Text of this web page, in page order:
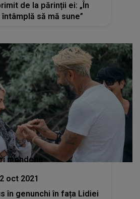
de la părinții ei: „În
să mă sune”
mondene
oct 2021
în genunchi în fața Lidiei